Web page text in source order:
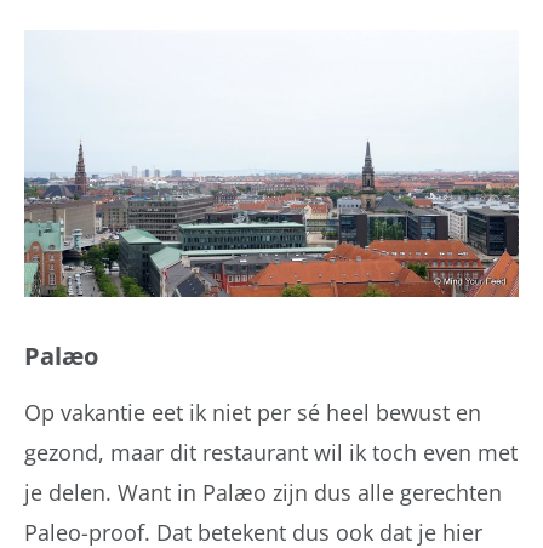
Palæo
Op vakantie eet ik niet per sé heel bewust en
gezond, maar dit restaurant wil ik toch even met
je delen. Want in Palæo zijn dus alle gerechten
Paleo-proof. Dat betekent dus ook dat je hier